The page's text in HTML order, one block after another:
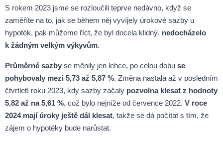
S rokem 2023 jsme se rozloučili teprve nedávno, když se
zaměříte na to, jak se během něj vyvíjely úrokové sazby u
hypoték, pak můžeme říct, že byl docela klidný, nedocházelo
k žádným velkým výkyvům.
Průměrné sazby se měnily jen lehce, po celou dobu se
pohybovaly mezi 5,73 až 5,87 %. Změna nastala až v posledním
čtvrtletí roku 2023, kdy sazby začaly pozvolna klesat z hodnoty
5,82 až na 5,61 %, což bylo nejníže od července 2022. V roce
2024 mají úroky ještě dál klesat, takže se dá počítat s tím, že
zájem o hypotéky bude narůstat.